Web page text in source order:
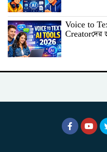
Voice to
Creatorদের